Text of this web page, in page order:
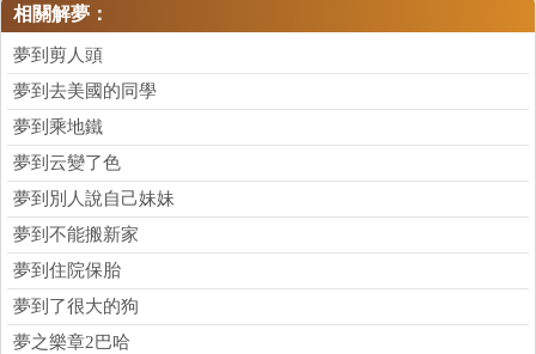
相關解夢：
夢到剪人頭
夢到去美國的同學
夢到乘地鐵
夢到云變了色
夢到別人說自己妹妹
夢到不能搬新家
夢到住院保胎
夢到了很大的狗
夢之樂章2巴哈